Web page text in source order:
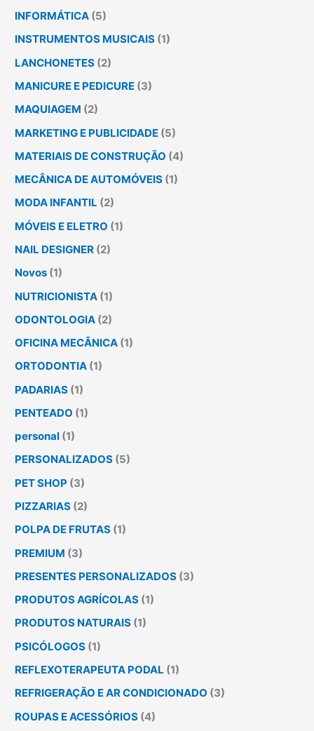
INFORMÁTICA (5)
INSTRUMENTOS MUSICAIS (1)
LANCHONETES (2)
MANICURE E PEDICURE (3)
MAQUIAGEM (2)
MARKETING E PUBLICIDADE (5)
MATERIAIS DE CONSTRUÇÃO (4)
MECÂNICA DE AUTOMÓVEIS (1)
MODA INFANTIL (2)
MÓVEIS E ELETRO (1)
NAIL DESIGNER (2)
Novos (1)
NUTRICIONISTA (1)
ODONTOLOGIA (2)
OFICINA MECÂNICA (1)
ORTODONTIA (1)
PADARIAS (1)
PENTEADO (1)
personal (1)
PERSONALIZADOS (5)
PET SHOP (3)
PIZZARIAS (2)
POLPA DE FRUTAS (1)
PREMIUM (3)
PRESENTES PERSONALIZADOS (3)
PRODUTOS AGRÍCOLAS (1)
PRODUTOS NATURAIS (1)
PSICÓLOGOS (1)
REFLEXOTERAPEUTA PODAL (1)
REFRIGERAÇÃO E AR CONDICIONADO (3)
ROUPAS E ACESSÓRIOS (4)